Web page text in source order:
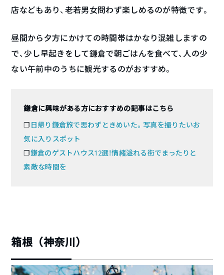
店などもあり、老若男女問わず楽しめるのが特徴です。
昼間から夕方にかけての時間帯はかなり混雑しますの
で、少し早起きをして鎌倉で朝ごはんを食べて、人の少
ない午前中のうちに観光するのがおすすめ。
鎌倉に興味がある方におすすめの記事はこちら
❐ 日帰り鎌倉旅で思わずときめいた。写真を撮りたいお
気に入りスポット
❐鎌倉のゲストハウス12選！情緒溢れる街でまったりと
素敵な時間を
箱根（神奈川）